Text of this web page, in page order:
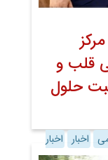
قلب و
حلول
اخبار
اخبار